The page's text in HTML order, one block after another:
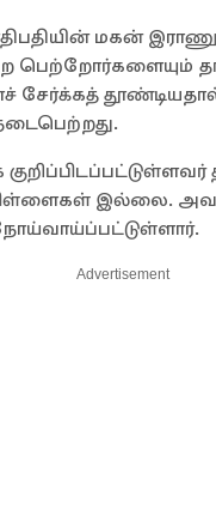
மகன்
பெற்றோர்களையும்
சேர்க்கத்
இல்லை.
Advertisement